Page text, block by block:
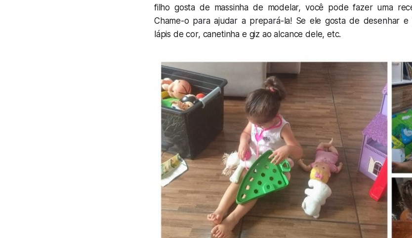
filho gosta de massinha de modelar, você pode fazer uma
Chame-o para ajudar a prepará-la! Se ele gosta de desenhar
lápis de cor, canetinha e giz ao alcance dele, etc.